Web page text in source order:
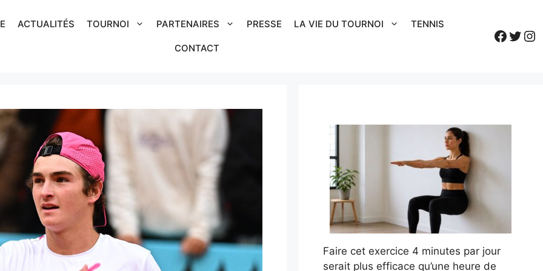
ACTUALITÉS TOURNOI PARTENAIRES PRESSE LA VIE DU TOURNOI TENNIS
CONTACT
Faire cet exercice 4 minutes par jour
serait plus efficace qu’une heure de